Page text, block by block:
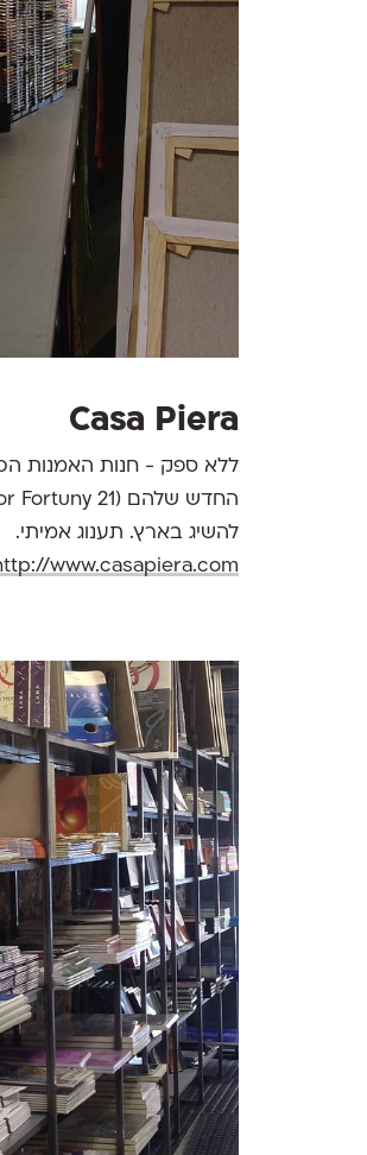
Casa Piera
ללא ספק - חנות האמנות הכי
להשיג בארץ. תענוג אמיתי.
www.casapiera.com